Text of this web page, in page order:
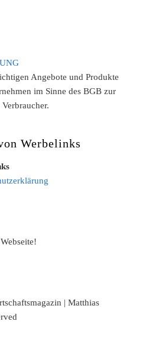
Angebote und Produkte
im Sinne des BGB zur
Werbelinks
| Matthias